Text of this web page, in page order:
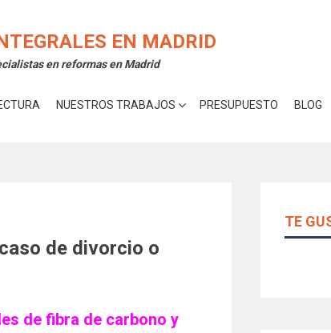
EN MADRID
en reformas en Madrid
NUESTROS TRABAJOS PRESUPUESTO BLOG
de divorcio o
de fibra de carbono y
TE
en losajustes.